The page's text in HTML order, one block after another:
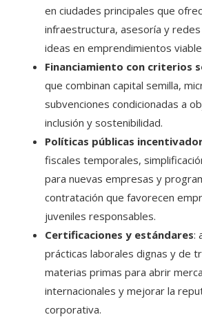
en ciudades principales que
infraestructura, asesoría y
ideas en emprendimientos
Financiamiento con criterios
que combinan capital semilla,
subvenciones condicionadas a
inclusión y sostenibilidad.
Políticas públicas
fiscales temporales,
para nuevas empresas y
contratación que favorecen
juveniles responsables.
Certificaciones y estándares:
prácticas laborales dignas y de
materias primas para abrir
internacionales y mejorar la
corporativa.